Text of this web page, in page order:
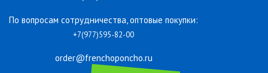
По вопросам сотрудничества, оптовые покупки:
+7(977)595-82-00
order@frenchoponcho.ru